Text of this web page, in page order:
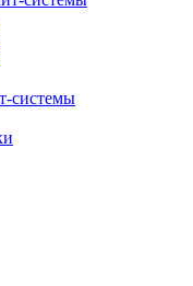
системы